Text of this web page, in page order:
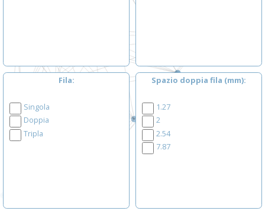
Fila
Singola
Doppia
Tripla
Spazio doppia fila (mm)
1.27
2
2.54
7.87